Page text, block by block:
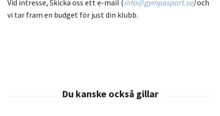
Vid intresse, Skicka oss ett e-mail (info@gympasport.se)och
vi tar fram en budget för just din klubb.